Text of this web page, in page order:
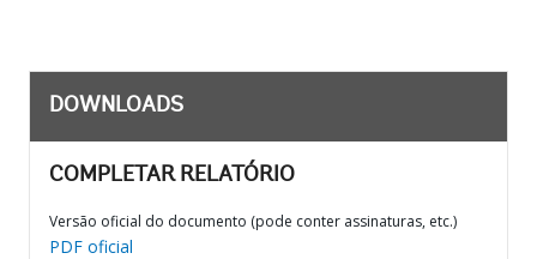
DOWNLOADS
COMPLETAR RELATÓRIO
Versão oficial do documento (pode conter assinaturas, etc.)
PDF oficial